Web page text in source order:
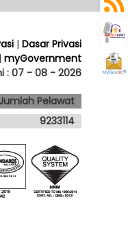
|Dasar Privasi
|myGovernment
:07 - 08 - 2026
Jumlah Pelawat
9233114